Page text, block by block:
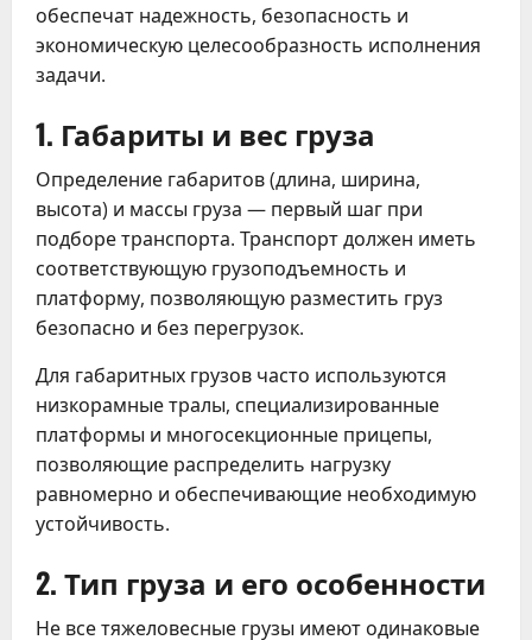
обеспечат надежность, безопасность и
экономическую целесообразность исполнения
задачи.
1. Габариты и вес груза
Определение габаритов (длина, ширина,
высота) и массы груза — первый шаг при
подборе транспорта. Транспорт должен иметь
соответствующую грузоподъемность и
платформу, позволяющую разместить груз
безопасно и без перегрузок.
Для габаритных грузов часто используются
низкорамные тралы, специализированные
платформы и многосекционные прицепы,
позволяющие распределить нагрузку
равномерно и обеспечивающие необходимую
устойчивость.
2. Тип груза и его особенности
Не все тяжеловесные грузы имеют одинаковые